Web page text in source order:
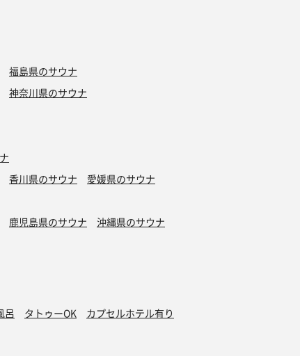
福島県のサウナ
神奈川県のサウナ
香川県のサウナ
愛媛県のサウナ
鹿児島県のサウナ 沖縄県のサウナ
呂 タトゥーOK
カプセルホテル有り